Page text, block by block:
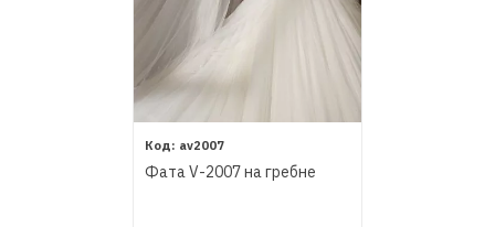
av2007
Фата V-2007 на гребне